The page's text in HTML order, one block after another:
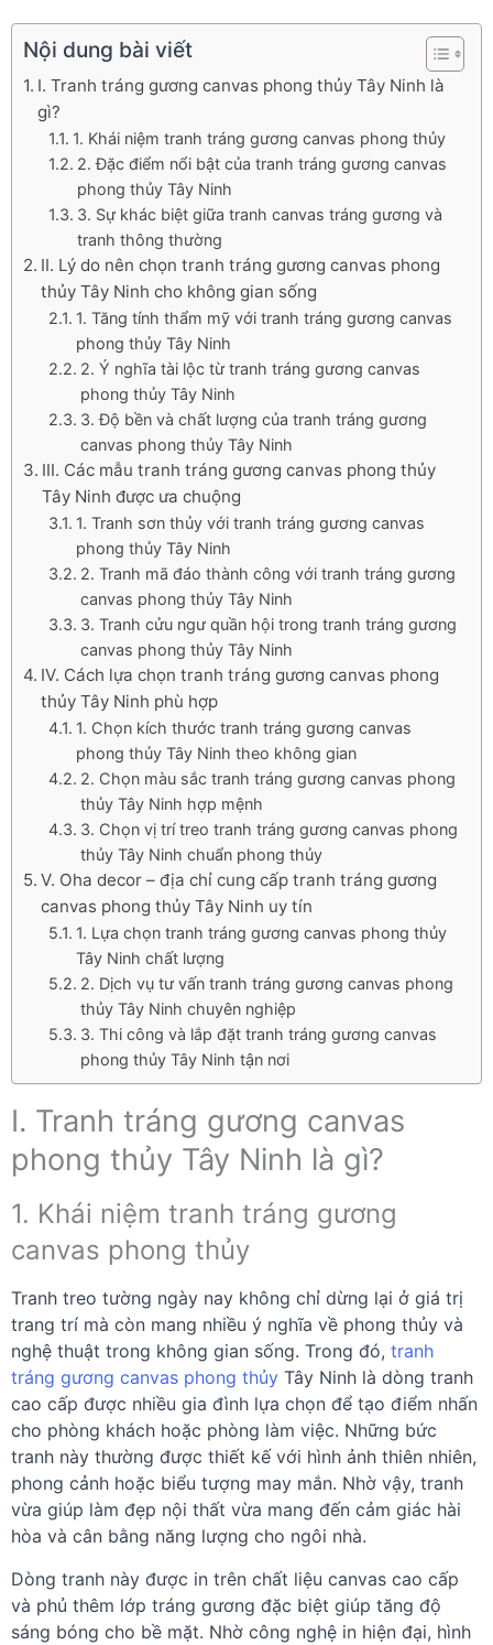
Nội dung bài viết
I. Tranh tráng gương canvas phong thủy Tây Ninh là
gì?
1. Khái niệm tranh tráng gương canvas phong thủy
2. Đặc điểm nổi bật của tranh tráng gương canvas
phong thủy Tây Ninh
3. Sự khác biệt giữa tranh canvas tráng gương và
tranh thông thường
II. Lý do nên chọn tranh tráng gương canvas phong
thủy Tây Ninh cho không gian sống
1. Tăng tính thẩm mỹ với tranh tráng gương canvas
phong thủy Tây Ninh
2. Ý nghĩa tài lộc từ tranh tráng gương canvas
phong thủy Tây Ninh
3. Độ bền và chất lượng của tranh tráng gương
canvas phong thủy Tây Ninh
III. Các mẫu tranh tráng gương canvas phong thủy
Tây Ninh được ưa chuộng
1. Tranh sơn thủy với tranh tráng gương canvas
phong thủy Tây Ninh
2. Tranh mã đáo thành công với tranh tráng gương
canvas phong thủy Tây Ninh
3. Tranh cửu ngư quần hội trong tranh tráng gương
canvas phong thủy Tây Ninh
IV. Cách lựa chọn tranh tráng gương canvas phong
thủy Tây Ninh phù hợp
1. Chọn kích thước tranh tráng gương canvas
phong thủy Tây Ninh theo không gian
2. Chọn màu sắc tranh tráng gương canvas phong
thủy Tây Ninh hợp mệnh
3. Chọn vị trí treo tranh tráng gương canvas phong
thủy Tây Ninh chuẩn phong thủy
V. Oha decor – địa chỉ cung cấp tranh tráng gương
canvas phong thủy Tây Ninh uy tín
1. Lựa chọn tranh tráng gương canvas phong thủy
Tây Ninh chất lượng
2. Dịch vụ tư vấn tranh tráng gương canvas phong
thủy Tây Ninh chuyên nghiệp
3. Thi công và lắp đặt tranh tráng gương canvas
phong thủy Tây Ninh tận nơi
I. Tranh tráng gương canvas
phong thủy Tây Ninh là gì?
1. Khái niệm tranh tráng gương
canvas phong thủy
Tranh treo tường ngày nay không chỉ dừng lại ở giá trị
trang trí mà còn mang nhiều ý nghĩa về phong thủy và
nghệ thuật trong không gian sống. Trong đó, tranh
tráng gương canvas phong thủy Tây Ninh là dòng tranh
cao cấp được nhiều gia đình lựa chọn để tạo điểm nhấn
cho phòng khách hoặc phòng làm việc. Những bức
tranh này thường được thiết kế với hình ảnh thiên nhiên,
phong cảnh hoặc biểu tượng may mắn. Nhờ vậy, tranh
vừa giúp làm đẹp nội thất vừa mang đến cảm giác hài
hòa và cân bằng năng lượng cho ngôi nhà.
Dòng tranh này được in trên chất liệu canvas cao cấp
và phủ thêm lớp tráng gương đặc biệt giúp tăng độ
sáng bóng cho bề mặt. Nhờ công nghệ in hiện đại, hình